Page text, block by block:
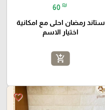
60 ₪
ستاند رمضان احلى مع امكانية
اختيار الاسم
add_shopping_cart
favorite_border